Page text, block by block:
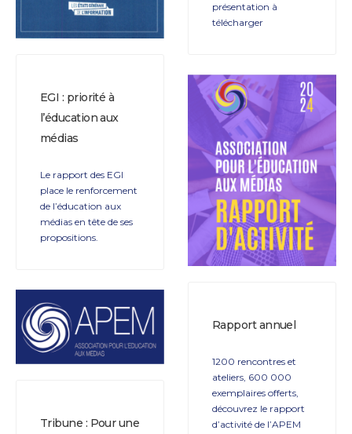
présentation à
télécharger
EGI : priorité à
l’éducation aux
médias
Le rapport des EGI
place le renforcement
de l’éducation aux
médias en tête de ses
propositions.
Rapport annuel
1200 rencontres et
ateliers, 600 000
exemplaires offerts,
découvrez le rapport
d’activité de l’APEM
Tribune : Pour une